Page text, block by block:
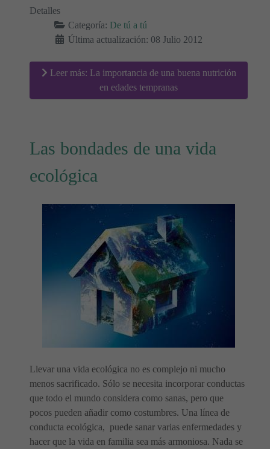
Detalles
Categoría: De tú a tú
Última actualización: 08 Julio 2012
Leer más: La importancia de una buena nutrición
en edades tempranas
Las bondades de una vida
ecológica
Llevar una vida ecológica no es complejo ni mucho
menos sacrificado. Sólo se necesita incorporar conductas
que todo el mundo considera como sanas, pero que
pocos pueden añadir como costumbres. Una línea de
conducta ecológica, puede sanar varias enfermedades y
hacer que la vida en familia sea más armoniosa. Nada se